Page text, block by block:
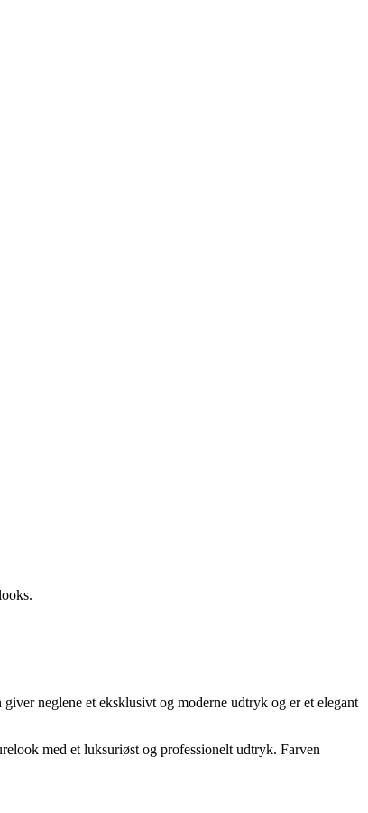
neglene et eksklusivt og moderne udtryk og er et elegant
med et luksuriøst og professionelt udtryk. Farven